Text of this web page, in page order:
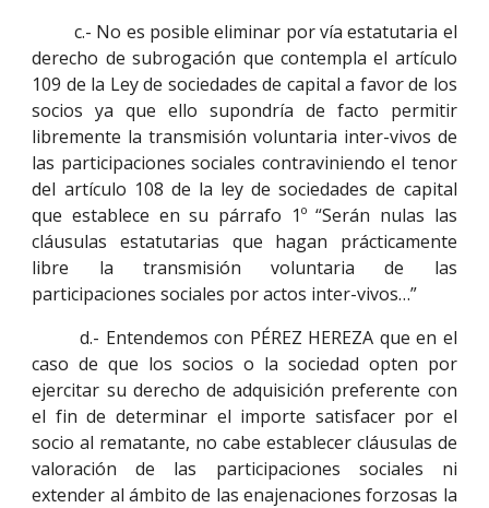
c.- No es posible eliminar por vía estatutaria el
derecho de subrogación que contempla el artículo
109 de la Ley de sociedades de capital a favor de los
socios ya que ello supondría de facto permitir
libremente la transmisión voluntaria inter-vivos de
las participaciones sociales contraviniendo el tenor
del artículo 108 de la ley de sociedades de capital
que establece en su párrafo 1º “Serán nulas las
cláusulas estatutarias que hagan prácticamente
libre la transmisión voluntaria de las
participaciones sociales por actos inter-vivos…”
d.- Entendemos con PÉREZ HEREZA que en el
caso de que los socios o la sociedad opten por
ejercitar su derecho de adquisición preferente con
el fin de determinar el importe satisfacer por el
socio al rematante, no cabe establecer cláusulas de
valoración de las participaciones sociales ni
extender al ámbito de las enajenaciones forzosas la